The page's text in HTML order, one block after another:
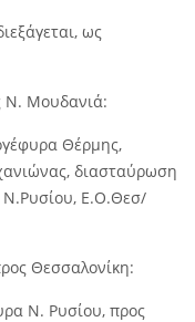
ως
Ν. Μουδανιά:
Θέρμης,
διασταύρωση
Ε.Ο.Θεσ/
Θεσσαλονίκη:
Ν. Ρυσίου, προς